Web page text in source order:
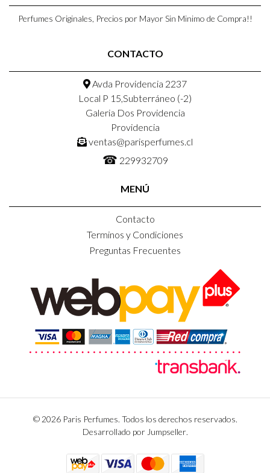
Perfumes Originales, Precios por Mayor Sin Minimo de Compra!!
CONTACTO
Avda Providencia 2237
Local P 15,Subterráneo (-2)
Galeria Dos Providencia
Providencia
ventas@parisperfumes.cl
☎ 229932709
MENÚ
Contacto
Terminos y Condiciones
Preguntas Frecuentes
© 2026 Paris Perfumes. Todos los derechos reservados.
Desarrollado por Jumpseller.